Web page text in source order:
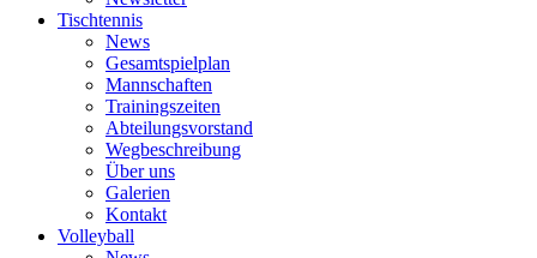
Tischtennis
News
Gesamtspielplan
Mannschaften
Trainingszeiten
Abteilungsvorstand
Wegbeschreibung
Über uns
Galerien
Kontakt
Volleyball